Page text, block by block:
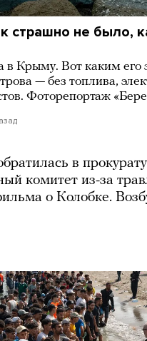
страшно не было,
в Крыму. Вот каким его
— без топлива,
Фоторепортаж
в
комитет из-за
о Колобке.